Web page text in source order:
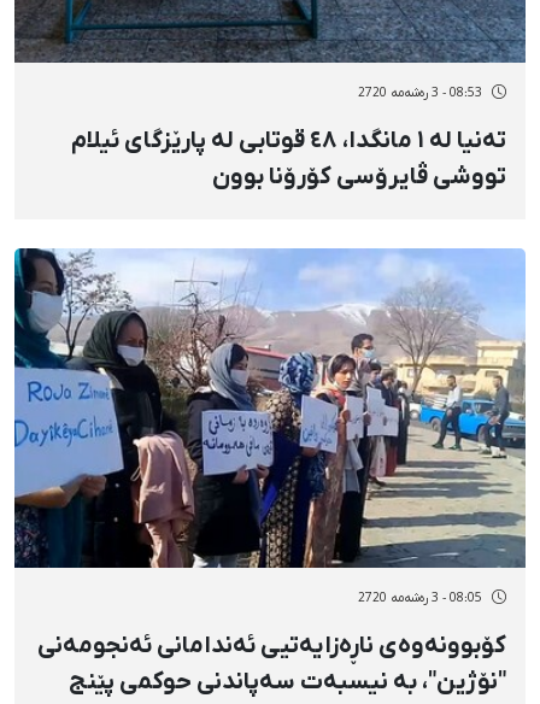
08:53 - 3 رەشەمه 2720
تەنیا لە ١ مانگدا، ٤٨ قوتابی لە پارێزگای ئیلام
تووشی ڤایرۆسی کۆرۆنا بوون
08:05 - 3 رەشەمه 2720
کۆبوونەوەی ناڕەزایەتیی ئەندامانی ئەنجومەنی
"نۆژین"، بە نیسبەت سەپاندنی حوکمی پێنج